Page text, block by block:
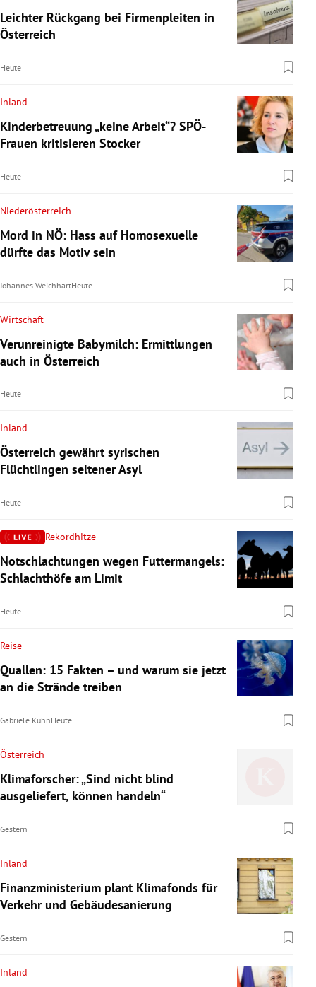
Leichter Rückgang bei Firmenpleiten in
Österreich
Heute
Inland
Kinderbetreuung „keine Arbeit“? SPÖ-
Frauen kritisieren Stocker
Heute
Niederösterreich
Mord in NÖ: Hass auf Homosexuelle
dürfte das Motiv sein
Johannes WeichhartHeute
Wirtschaft
Verunreinigte Babymilch: Ermittlungen
auch in Österreich
Heute
Inland
Österreich gewährt syrischen
Flüchtlingen seltener Asyl
Heute
Rekordhitze
Notschlachtungen wegen Futtermangels:
Schlachthöfe am Limit
Heute
Reise
Quallen: 15 Fakten – und warum sie jetzt
an die Strände treiben
Gabriele KuhnHeute
Österreich
Klimaforscher: „Sind nicht blind
ausgeliefert, können handeln“
Gestern
Inland
Finanzministerium plant Klimafonds für
Verkehr und Gebäudesanierung
Gestern
Inland